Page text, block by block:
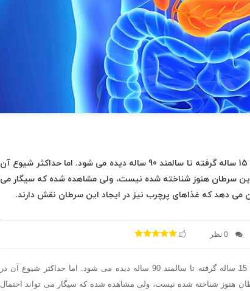
سرطان لوزالمعده در تمامی گروه های سنی، از جوان 15 ساله گرفته تا سالمند 90 ساله دیده می شود. اما حداکثر شیوع آن
بروز این سرطان هنوز شناخته شده نیست، ولی مشاهده شده که سیگار می
می دهد که غذاهای پرچرب نیز در ایجاد این سرطان نقش دارند.
0 نظر
سرطان لوزالمعده در تمامی گروه های سنی، از جوان 15 ساله گرفته تا سالمند 90 ساله دیده می شود. اما حداکثر شیوع آن در
سرطان هنوز شناخته شده نیست، ولی مشاهده شده که سیگار می تواند احتمال